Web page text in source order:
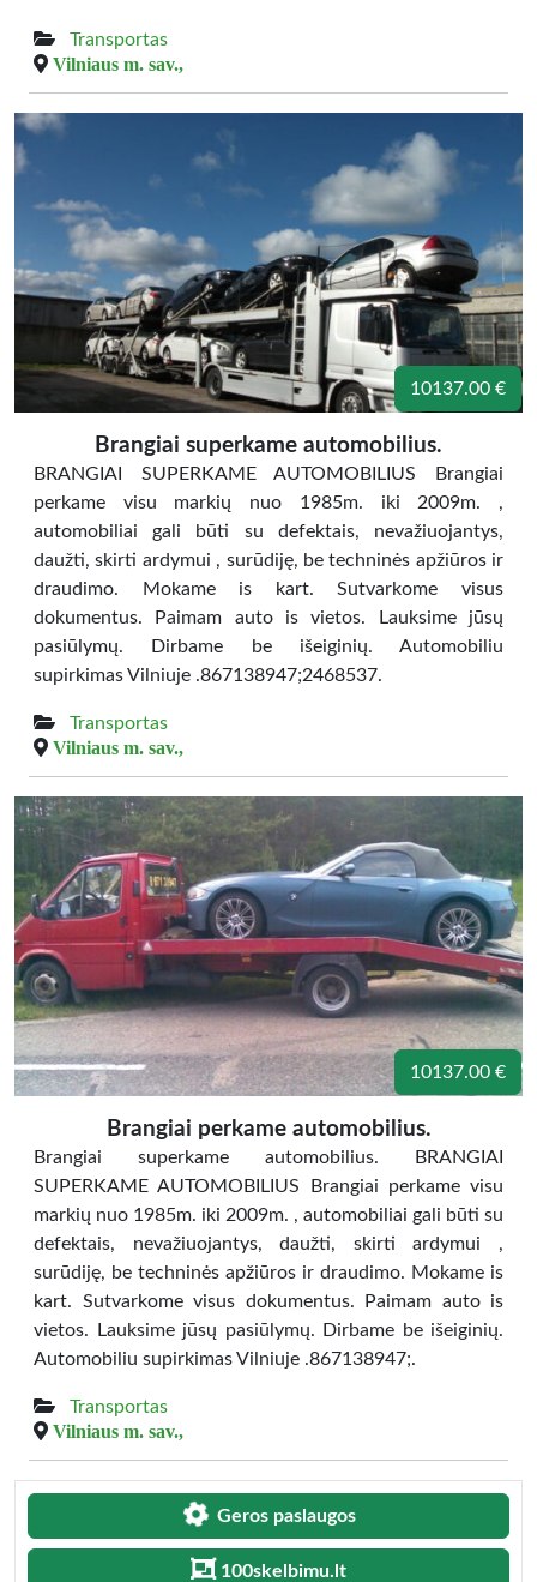
Transportas
Vilniaus m. sav.,
10137.00 €
Brangiai superkame automobilius.
BRANGIAI SUPERKAME AUTOMOBILIUS Brangiai
perkame visu markių nuo 1985m. iki 2009m. ,
automobiliai gali būti su defektais, nevažiuojantys,
daužti, skirti ardymui , surūdiję, be techninės apžiūros ir
draudimo. Mokame is kart. Sutvarkome visus
dokumentus. Paimam auto is vietos. Lauksime jūsų
pasiūlymų. Dirbame be išeiginių. Automobiliu
supirkimas Vilniuje .867138947;2468537.
Transportas
Vilniaus m. sav.,
10137.00 €
Brangiai perkame automobilius.
Brangiai superkame automobilius. BRANGIAI
SUPERKAME AUTOMOBILIUS Brangiai perkame visu
markių nuo 1985m. iki 2009m. , automobiliai gali būti su
defektais, nevažiuojantys, daužti, skirti ardymui ,
surūdiję, be techninės apžiūros ir draudimo. Mokame is
kart. Sutvarkome visus dokumentus. Paimam auto is
vietos. Lauksime jūsų pasiūlymų. Dirbame be išeiginių.
Automobiliu supirkimas Vilniuje .867138947;.
Transportas
Vilniaus m. sav.,
Geros paslaugos
100skelbimu.lt